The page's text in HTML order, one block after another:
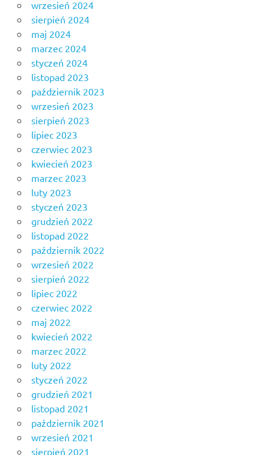
wrzesień 2024
sierpień 2024
maj 2024
marzec 2024
styczeń 2024
listopad 2023
październik 2023
wrzesień 2023
sierpień 2023
lipiec 2023
czerwiec 2023
kwiecień 2023
marzec 2023
luty 2023
styczeń 2023
grudzień 2022
listopad 2022
październik 2022
wrzesień 2022
sierpień 2022
lipiec 2022
czerwiec 2022
maj 2022
kwiecień 2022
marzec 2022
luty 2022
styczeń 2022
grudzień 2021
listopad 2021
październik 2021
wrzesień 2021
sierpień 2021